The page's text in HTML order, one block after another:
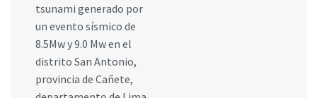
tsunami generado por
un evento sísmico de
8.5Mw y 9.0 Mw en el
distrito San Antonio,
provincia de Cañete,